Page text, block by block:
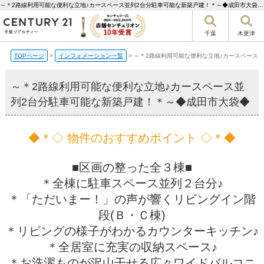
千葉 木更津
TOPページ > インフォメーション一覧 > ～＊2路線利用可能な便利な立地♪カースペー
～＊2路線利用可能な便利な立地♪カースペース並
列2台分駐車可能な新築戸建！＊～◆成田市大袋◆
◆＊◇ 物件のおすすめポイント ◇＊◆
■区画の整った全３棟■
＊全棟に駐車スペース並列２台分♪
＊「ただいまー！」の声が響くリビングイン階
段(Ｂ・Ｃ棟)
＊リビングの様子がわかるカウンターキッチン♪
＊全居室に充実の収納スペース♪